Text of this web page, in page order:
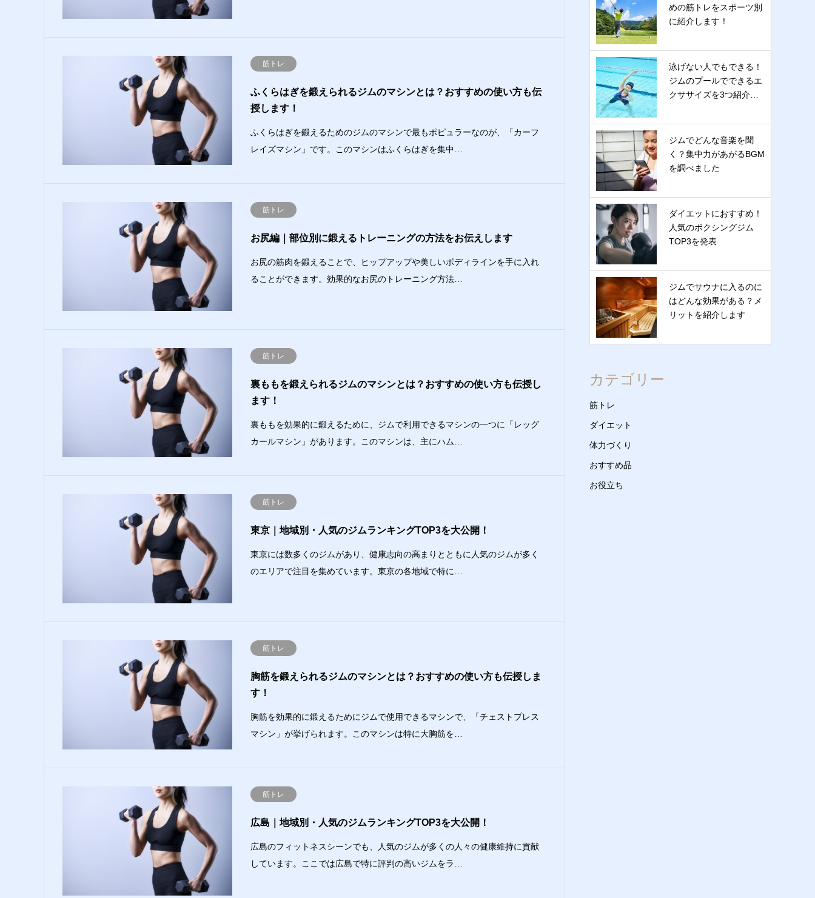
筋トレ
ふくらはぎを鍛えられるジムのマシンとは？おすすめの使い方も伝
授します！
ふくらはぎを鍛えるためのジムのマシンで最もポピュラーなのが、「カーフ
レイズマシン」です。このマシンはふくらはぎを集中…
筋トレ
お尻編｜部位別に鍛えるトレーニングの方法をお伝えします
お尻の筋肉を鍛えることで、ヒップアップや美しいボディラインを手に入れ
ることができます。効果的なお尻のトレーニング方法…
筋トレ
裏ももを鍛えられるジムのマシンとは？おすすめの使い方も伝授し
ます！
裏ももを効果的に鍛えるために、ジムで利用できるマシンの一つに「レッグ
カールマシン」があります。このマシンは、主にハム…
筋トレ
東京｜地域別・人気のジムランキングTOP3を大公開！
東京には数多くのジムがあり、健康志向の高まりとともに人気のジムが多く
のエリアで注目を集めています。東京の各地域で特に…
筋トレ
胸筋を鍛えられるジムのマシンとは？おすすめの使い方も伝授しま
す！
胸筋を効果的に鍛えるためにジムで使用できるマシンで、「チェストプレス
マシン」が挙げられます。このマシンは特に大胸筋を…
筋トレ
広島｜地域別・人気のジムランキングTOP3を大公開！
広島のフィットネスシーンでも、人気のジムが多くの人々の健康維持に貢献
しています。ここでは広島で特に評判の高いジムをラ…
めの筋トレをスポーツ別
に紹介します！
泳げない人でもできる！
ジムのプールでできるエ
クササイズを3つ紹介…
ジムでどんな音楽を聞
く？集中力があがるBGM
を調べました
ダイエットにおすすめ！
人気のボクシングジム
TOP3を発表
ジムでサウナに入るのに
はどんな効果がある？メ
リットを紹介します
カテゴリー
筋トレ
ダイエット
体力づくり
おすすめ品
お役立ち